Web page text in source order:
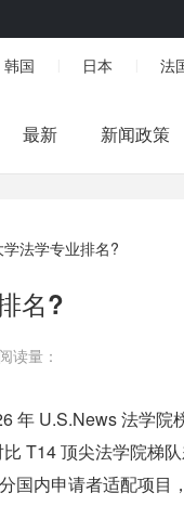
韩国 日本 法
最新 新闻政策
法学专业排名?
名?
量：
年 U.S.News 法学
T14 顶尖法学院梯
国内申请者适配项